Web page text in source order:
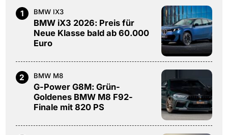
1 BMW IX3
BMW iX3 2026: Preis für
Neue Klasse bald ab 60.000
Euro
2 BMW M8
G-Power G8M: Grün-
Goldenes BMW M8 F92-
Finale mit 820 PS